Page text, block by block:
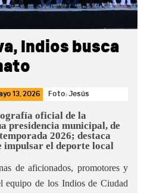
Indios busca
13, 2026 Foto: Jesús
oficial de la
presidencia municipal, de
2026; destaca
impulsar el deporte local
de aficionados, promotores y
equipo de los Indios de Ciudad